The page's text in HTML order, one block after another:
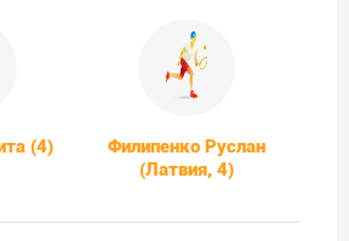
(4)
Филипенко Руслан
(Латвия, 4)